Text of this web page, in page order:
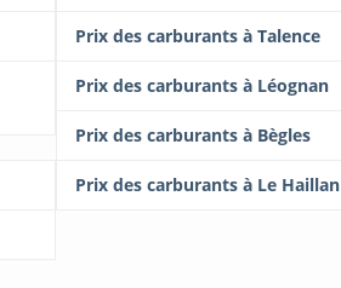
Prix des carburants à Talence
Prix des carburants à Léognan
Prix des carburants à Bègles
Prix des carburants à Le Haillan